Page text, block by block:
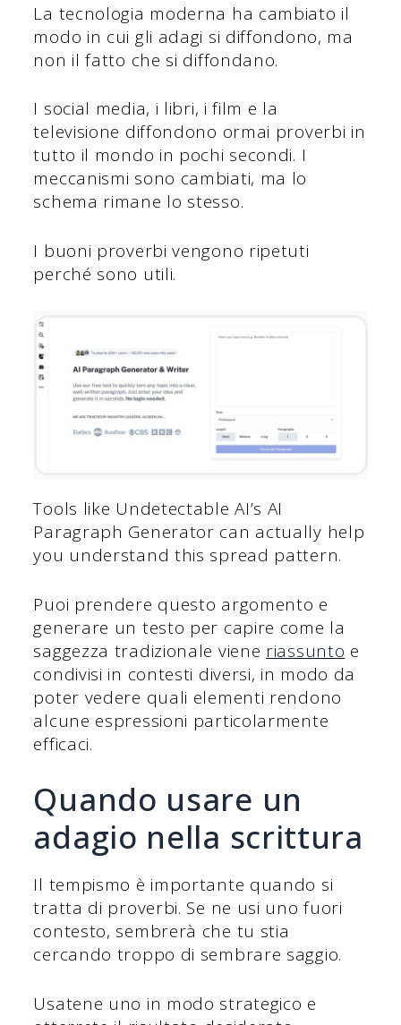
La tecnologia moderna ha cambiato il
modo in cui gli adagi si diffondono, ma
non il fatto che si diffondano.
I social media, i libri, i film e la
televisione diffondono ormai proverbi in
tutto il mondo in pochi secondi. I
meccanismi sono cambiati, ma lo
schema rimane lo stesso.
I buoni proverbi vengono ripetuti
perché sono utili.
Tools like Undetectable AI’s AI
Paragraph Generator can actually help
you understand this spread pattern.
Puoi prendere questo argomento e
generare un testo per capire come la
saggezza tradizionale viene riassunto e
condivisi in contesti diversi, in modo da
poter vedere quali elementi rendono
alcune espressioni particolarmente
efficaci.
Quando usare un
adagio nella scrittura
Il tempismo è importante quando si
tratta di proverbi. Se ne usi uno fuori
contesto, sembrerà che tu stia
cercando troppo di sembrare saggio.
Usatene uno in modo strategico e